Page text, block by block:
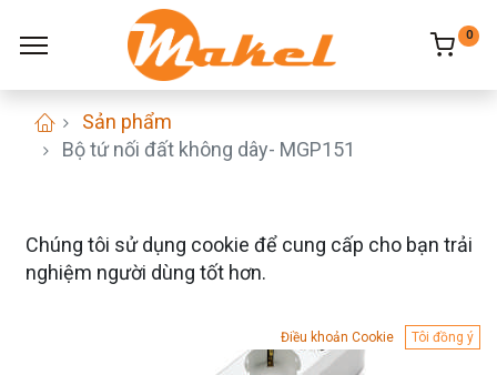
0
Sản phẩm
Bộ tứ nối đất không dây- MGP151
Chúng tôi sử dụng cookie để cung cấp cho bạn trải
nghiệm người dùng tốt hơn.
Điều khoản Cookie Tôi đồng ý